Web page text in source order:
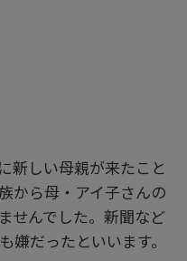
新しい母親が来たこと
から母・アイ子さんの
せんでした。新聞など
嫌だったといいます。